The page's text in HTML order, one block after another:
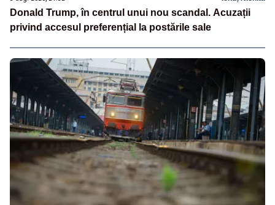
Donald Trump, în centrul unui nou scandal. Acuzații
privind accesul preferențial la postările sale